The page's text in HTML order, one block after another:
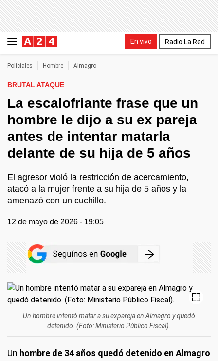
En vivo Radio La Red
Policiales Hombre Almagro
BRUTAL ATAQUE
La escalofriante frase que un
hombre le dijo a su ex pareja
antes de intentar matarla
delante de su hija de 5 años
El agresor violó la restricción de acercamiento,
atacó a la mujer frente a su hija de 5 años y la
amenazó con un cuchillo.
12 de mayo de 2026 - 19:05
Un hombre intentó matar a su expareja en Almagro y quedó
detenido. (Foto: Ministerio Público Fiscal).
Un hombre de 34 años quedó detenido en Almagro